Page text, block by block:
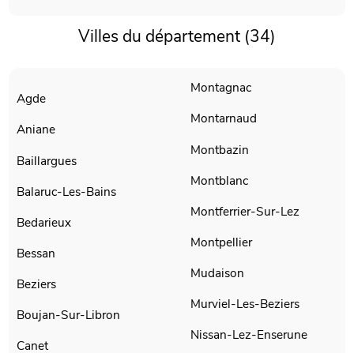
Villes du département (34)
Agde
Aniane
Baillargues
Balaruc-Les-Bains
Bedarieux
Bessan
Beziers
Boujan-Sur-Libron
Canet
Montagnac
Montarnaud
Montbazin
Montblanc
Montferrier-Sur-Lez
Montpellier
Mudaison
Murviel-Les-Beziers
Nissan-Lez-Enserune